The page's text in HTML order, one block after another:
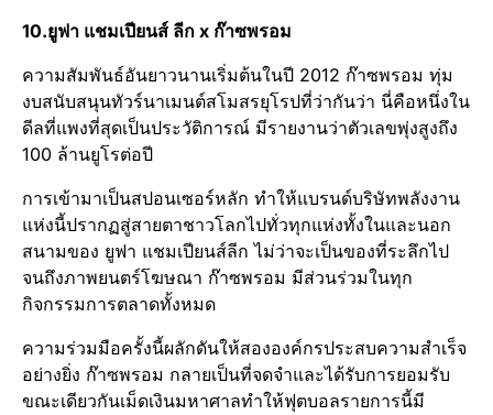
10.ยูฟา​ แชมเปียน​ส์ ลีก x ก๊าซพรอม
ความสัมพันธ์​อันยาวนานเริ่มต้นในปี​ 2012​ ก๊าซพรอม​ ทุ่ม
งบสนับสนุน​ทัวร์นาเมนต์​สโมสรยุโรปที่ว่ากันว่า นี่คือหนึ่งใน
ดีลที่แพงที่สุดเป็นประวัติ​การณ์​ มีรายงานว่าตัวเลขพุ่งสูงถึง​
100​ ล้านยูโรต่อปี​
การเข้ามาเป็นสปอนเซอร์​หลัก ทำให้แบรนด์บริษัทพลังงาน
แห่งนี้ปรากฏสู่สายตาชาวโลกไปทั่วทุกแห่งทั้งในและนอก
สนาม​ของ​ ยูฟา​ แชมเปียน​ส์ลีก​ ไม่ว่าจะเป็นของที่ระลึกไป
จนถึงภาพยนตร์​โฆษณา​ ก๊าซพรอม​ มีส่วนร่วมในทุก
กิจกรรม​การตลาดทั้งหมด​
ความร่วมมือครั้งนี้ผลักดันให้สององค์กรประสบความสำเร็จ​
อย่างยิ่ง​ ก๊าซพรอม​ กลายเป็นที่จดจำและได้รับการยอมรับ​
ขณะเดียวกันเม็ดเงินมหาศา​ลทำให้ฟุตบอลรายการนี้มี